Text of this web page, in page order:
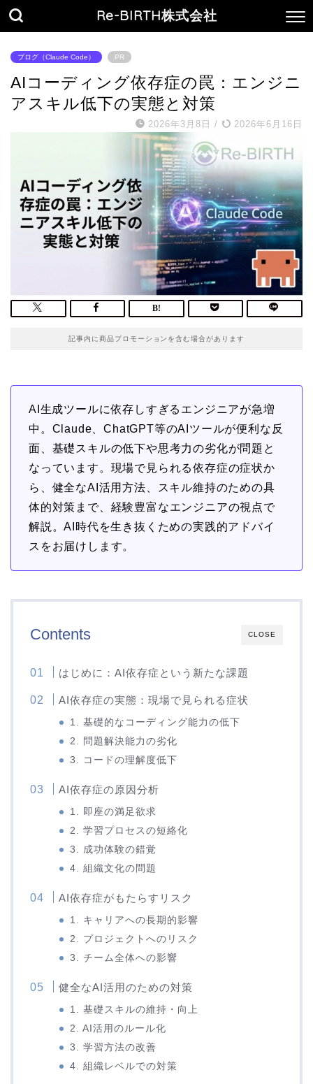
Re-BIRTH株式会社
ブログ（Claude Code） PR
AIコーディング依存症の罠：エンジニ
アスキル低下の実態と対策
2026年3月8日 / 2026年6月16日
記事内に商品プロモーションを含む場合があります
AI生成ツールに依存しすぎるエンジニアが急増
中。Claude、ChatGPT等のAIツールが便利な反
面、基礎スキルの低下や思考力の劣化が問題と
なっています。現場で見られる依存症の症状か
ら、健全なAI活用方法、スキル維持のための具
体的対策まで、経験豊富なエンジニアの視点で
解説。AI時代を生き抜くための実践的アドバイ
スをお届けします。
CLOSE
Contents
はじめに：AI依存症という新たな課題
AI依存症の実態：現場で見られる症状
1. 基礎的なコーディング能力の低下
2. 問題解決能力の劣化
3. コードの理解度低下
AI依存症の原因分析
1. 即座の満足欲求
2. 学習プロセスの短絡化
3. 成功体験の錯覚
4. 組織文化の問題
AI依存症がもたらすリスク
1. キャリアへの長期的影響
2. プロジェクトへのリスク
3. チーム全体への影響
健全なAI活用のための対策
1. 基礎スキルの維持・向上
2. AI活用のルール化
3. 学習方法の改善
4. 組織レベルでの対策